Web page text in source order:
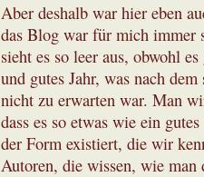
Aber deshalb war hier eben
das Blog war für mich immer
sieht es so leer aus, obwohl
und gutes Jahr, was nach
nicht zu erwarten war. Man
dass es so etwas wie ein
der Form existiert, die wir
Autoren, die wissen, wie